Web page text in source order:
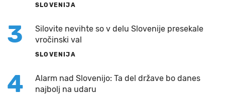
SLOVENIJA
3
Silovite nevihte so v delu Slovenije presekale
vročinski val
SLOVENIJA
4
Alarm nad Slovenijo: Ta del države bo danes
najbolj na udaru